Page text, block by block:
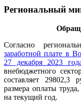
Региональный
Согласно
заработной плате в
27 декабря 2023
внебюджетного
составляет 29802,3
размера оплаты
на текущий год.